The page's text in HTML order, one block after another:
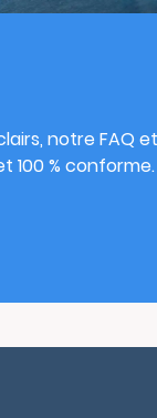
notre
100 % conforme.